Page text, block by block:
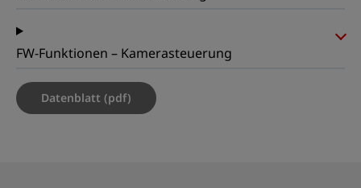
FW-Funktionen – Kamerasteuerung
Datenblatt (pdf)